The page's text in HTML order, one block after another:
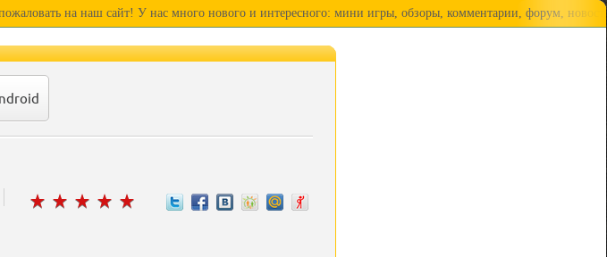
на наш сайт! У нас много нового и интересного: мини игры, обзоры, комментарии, форум, новости и,